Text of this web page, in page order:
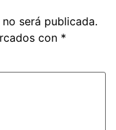
será publicada.
con *